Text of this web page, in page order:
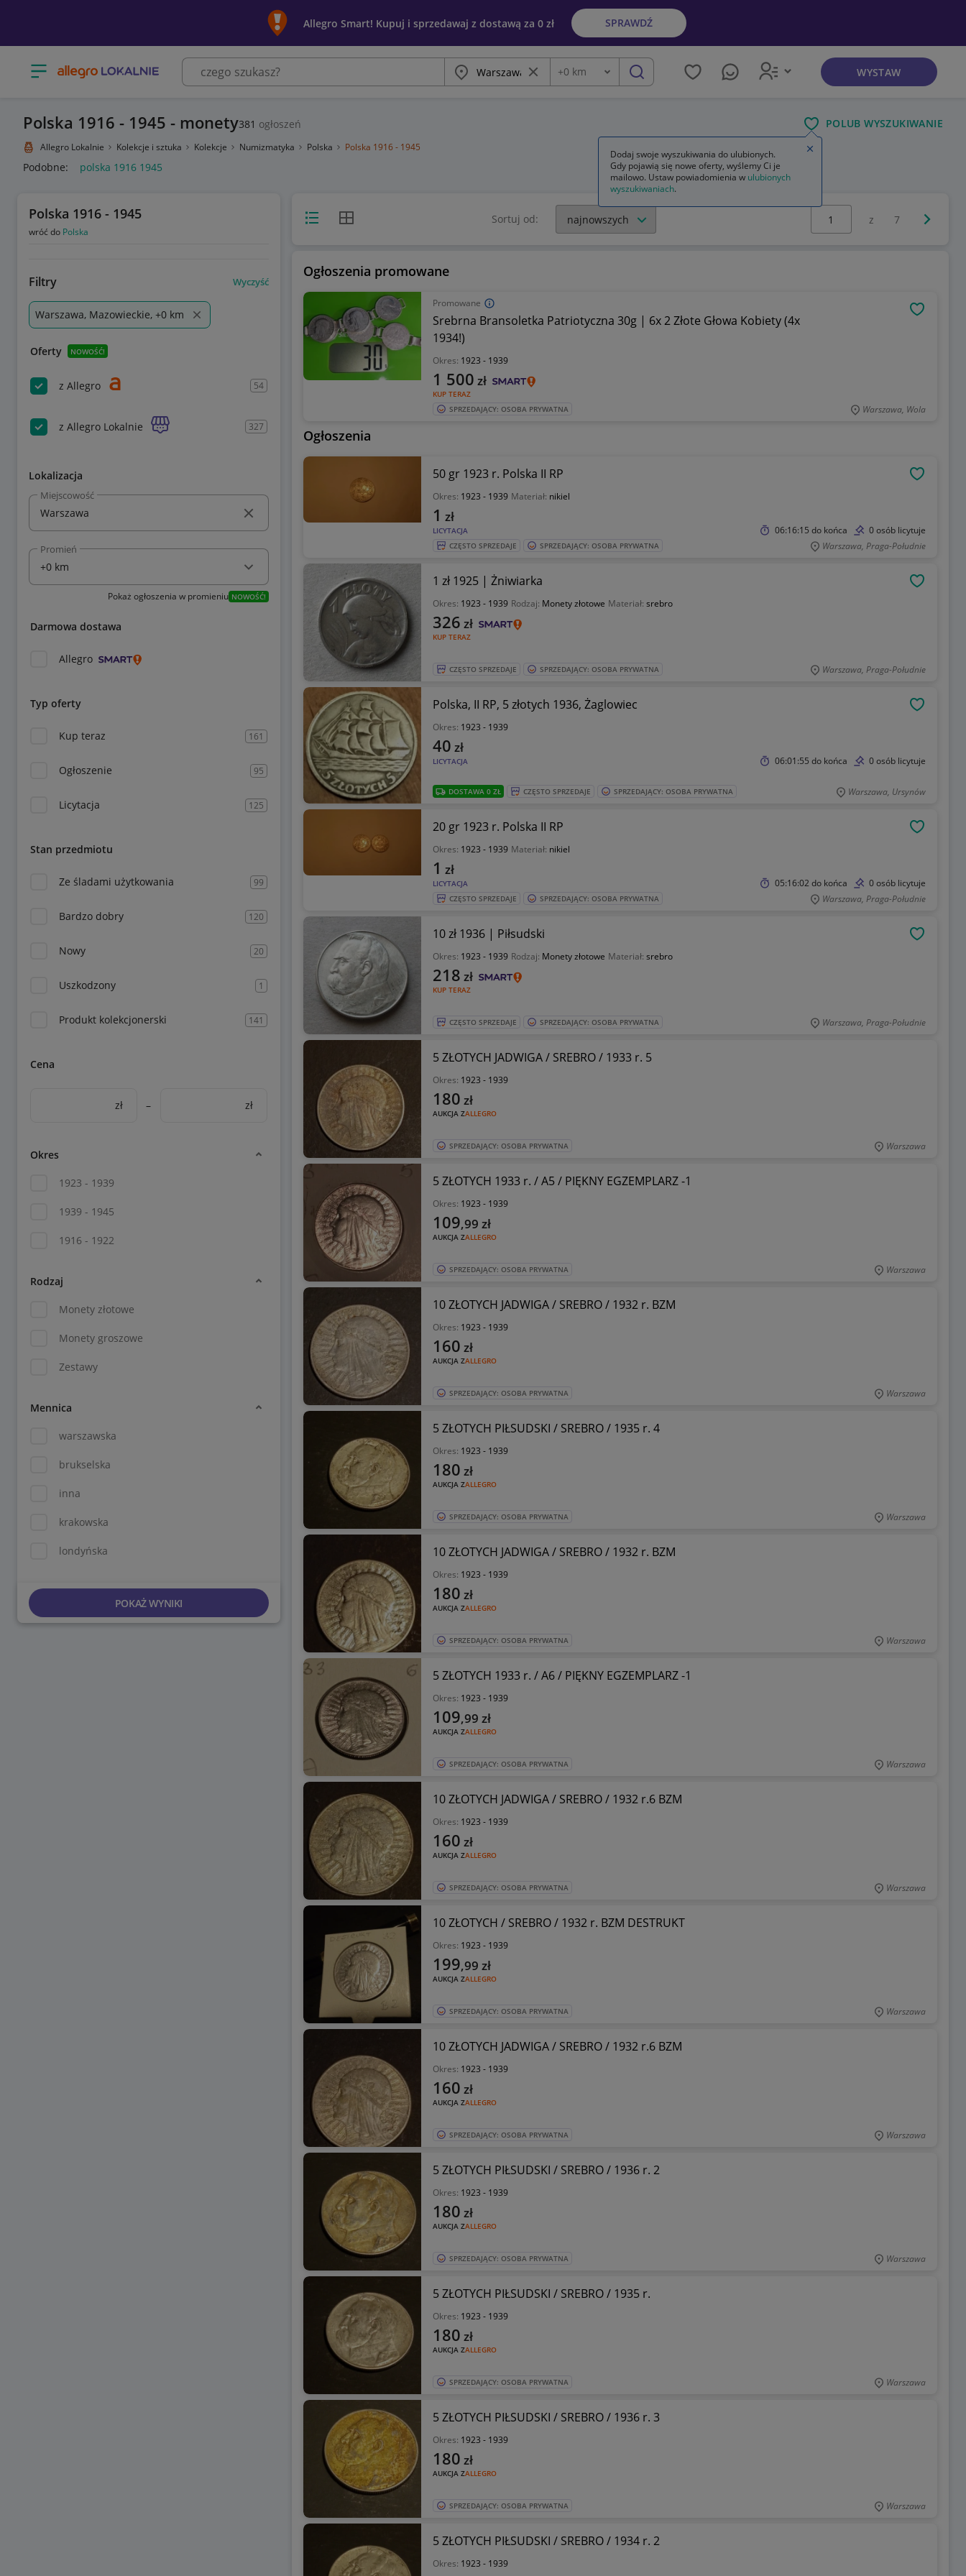
Allegro Smart! Kupuj i sprzedawaj z dostawą za 0 zł SPRAWDŹ
Otwórz menu z kategoriami Miasto Wyczyść frazę
Odległość
+0 km szukaj WYSTAW
Polska 1916 - 1945 - monety381 ogłoszeń POLUB WYSZUKIWANIE
Allegro Lokalnie Kolekcje i sztuka Kolekcje Numizmatyka Polska Polska 1916 - 1945
Podobne: polska 1916 1945
Polska 1916 - 1945
wróć do Polska
Filtry Wyczyść
Warszawa, Mazowieckie, +0 km
Oferty NOWOŚĆ!
z Allegro 54
z Allegro Lokalnie 327
Lokalizacja
Miejscowość
Promień
Pokaż ogłoszenia w promieniu NOWOŚĆ!
Darmowa dostawa
Allegro
Typ oferty
Kup teraz 161
Ogłoszenie 95
Licytacja 125
Stan przedmiotu
Ze śladami użytkowania 99
Bardzo dobry 120
Nowy 20
Uszkodzony 1
Produkt kolekcjonerski 141
Cena
zł – zł
Okres
1923 - 1939
1939 - 1945
1916 - 1922
Rodzaj
Monety złotowe
Monety groszowe
Zestawy
Mennica
warszawska
brukselska
inna
krakowska
londyńska
POKAŻ WYNIKI
Widok listyWidok siatki Sortuj od:
Wybierz stronę:
z 7
Ogłoszenia promowane
Promowane
Srebrna Bransoletka Patriotyczna 30g | 6x 2 Złote Głowa Kobiety (4x
1934!)
Okres: 1923 - 1939
KUP TERAZ
1 500 zł
SPRZEDAJĄCY: OSOBA PRYWATNA Warszawa, Wola
Ogłoszenia
50 gr 1923 r. Polska II RP
Okres: 1923 - 1939 Materiał: nikiel
LICYTACJA
1 zł
06:16:15 do końca 0 osób licytuje
CZĘSTO SPRZEDAJE SPRZEDAJĄCY: OSOBA PRYWATNA Warszawa, Praga-Południe
1 zł 1925 | Żniwiarka
Okres: 1923 - 1939 Rodzaj: Monety złotowe Materiał: srebro
KUP TERAZ
326 zł
CZĘSTO SPRZEDAJE SPRZEDAJĄCY: OSOBA PRYWATNA Warszawa, Praga-Południe
Polska, II RP, 5 złotych 1936, Żaglowiec
Okres: 1923 - 1939
LICYTACJA
40 zł
06:01:55 do końca 0 osób licytuje
DOSTAWA 0 ZŁ CZĘSTO SPRZEDAJE SPRZEDAJĄCY: OSOBA PRYWATNA Warszawa, Ursynów
20 gr 1923 r. Polska II RP
Okres: 1923 - 1939 Materiał: nikiel
LICYTACJA
1 zł
05:16:02 do końca 0 osób licytuje
CZĘSTO SPRZEDAJE SPRZEDAJĄCY: OSOBA PRYWATNA Warszawa, Praga-Południe
10 zł 1936 | Piłsudski
Okres: 1923 - 1939 Rodzaj: Monety złotowe Materiał: srebro
KUP TERAZ
218 zł
CZĘSTO SPRZEDAJE SPRZEDAJĄCY: OSOBA PRYWATNA Warszawa, Praga-Południe
5 ZŁOTYCH JADWIGA / SREBRO / 1933 r. 5
Okres: 1923 - 1939
AUKCJA ZALLEGRO
180 zł
SPRZEDAJĄCY: OSOBA PRYWATNA Warszawa
5 ZŁOTYCH 1933 r. / A5 / PIĘKNY EGZEMPLARZ -1
Okres: 1923 - 1939
AUKCJA ZALLEGRO
109,99 zł
SPRZEDAJĄCY: OSOBA PRYWATNA Warszawa
10 ZŁOTYCH JADWIGA / SREBRO / 1932 r. BZM
Okres: 1923 - 1939
AUKCJA ZALLEGRO
160 zł
SPRZEDAJĄCY: OSOBA PRYWATNA Warszawa
5 ZŁOTYCH PIŁSUDSKI / SREBRO / 1935 r. 4
Okres: 1923 - 1939
AUKCJA ZALLEGRO
180 zł
SPRZEDAJĄCY: OSOBA PRYWATNA Warszawa
10 ZŁOTYCH JADWIGA / SREBRO / 1932 r. BZM
Okres: 1923 - 1939
AUKCJA ZALLEGRO
180 zł
SPRZEDAJĄCY: OSOBA PRYWATNA Warszawa
5 ZŁOTYCH 1933 r. / A6 / PIĘKNY EGZEMPLARZ -1
Okres: 1923 - 1939
AUKCJA ZALLEGRO
109,99 zł
SPRZEDAJĄCY: OSOBA PRYWATNA Warszawa
10 ZŁOTYCH JADWIGA / SREBRO / 1932 r.6 BZM
Okres: 1923 - 1939
AUKCJA ZALLEGRO
160 zł
SPRZEDAJĄCY: OSOBA PRYWATNA Warszawa
10 ZŁOTYCH / SREBRO / 1932 r. BZM DESTRUKT
Okres: 1923 - 1939
AUKCJA ZALLEGRO
199,99 zł
SPRZEDAJĄCY: OSOBA PRYWATNA Warszawa
10 ZŁOTYCH JADWIGA / SREBRO / 1932 r.6 BZM
Okres: 1923 - 1939
AUKCJA ZALLEGRO
160 zł
SPRZEDAJĄCY: OSOBA PRYWATNA Warszawa
5 ZŁOTYCH PIŁSUDSKI / SREBRO / 1936 r. 2
Okres: 1923 - 1939
AUKCJA ZALLEGRO
180 zł
SPRZEDAJĄCY: OSOBA PRYWATNA Warszawa
5 ZŁOTYCH PIŁSUDSKI / SREBRO / 1935 r.
Okres: 1923 - 1939
AUKCJA ZALLEGRO
180 zł
SPRZEDAJĄCY: OSOBA PRYWATNA Warszawa
5 ZŁOTYCH PIŁSUDSKI / SREBRO / 1936 r. 3
Okres: 1923 - 1939
AUKCJA ZALLEGRO
180 zł
SPRZEDAJĄCY: OSOBA PRYWATNA Warszawa
5 ZŁOTYCH PIŁSUDSKI / SREBRO / 1934 r. 2
Okres: 1923 - 1939
Dodaj swoje wyszukiwania do ulubionych.
Gdy pojawią się nowe oferty, wyślemy Ci je
mailowo. Ustaw powiadomienia w ulubionych
wyszukiwaniach.
Zamknij wskazówkę